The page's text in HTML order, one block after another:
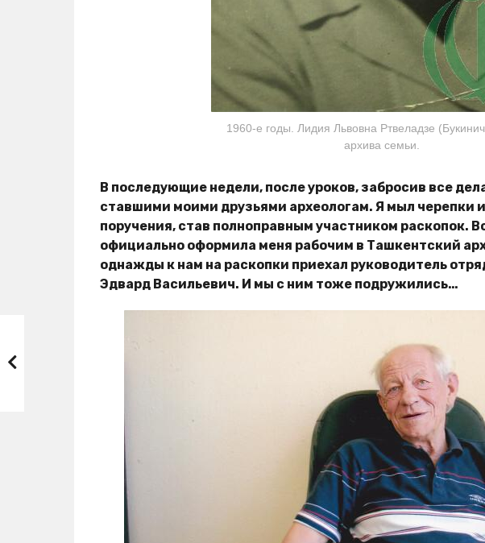
1960-е годы. Лидия Львовна Ртвеладзе
архива семьи.
В последующие недели, после уроков, забросив все
ставшими моими друзьями археологам. Я мыл черепки
поручения, став полноправным участником раскопок.
официально оформила меня рабочим в Ташкентский
однажды к нам на раскопки приехал руководитель
Эдвард Васильевич. И мы с ним тоже подружились…